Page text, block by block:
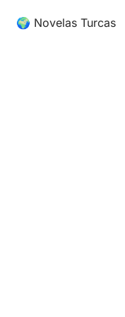
🌍 Novelas Turcas